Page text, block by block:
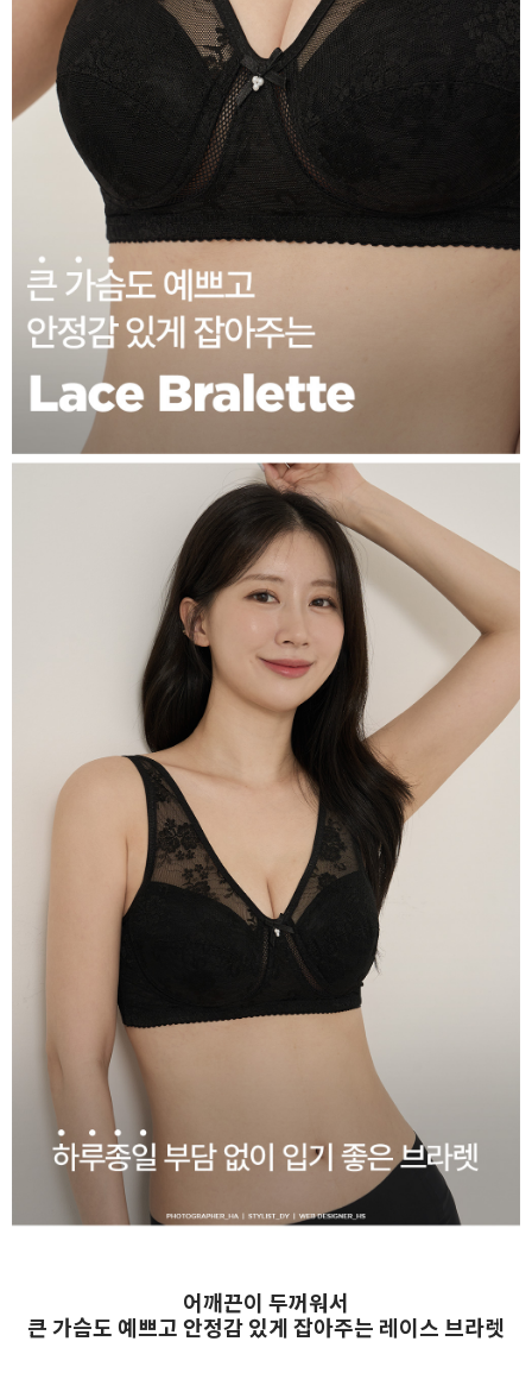
어깨끈이 두꺼워서
큰 가슴도 예쁘고 안정감 있게 잡아주는 레이스 브라렛